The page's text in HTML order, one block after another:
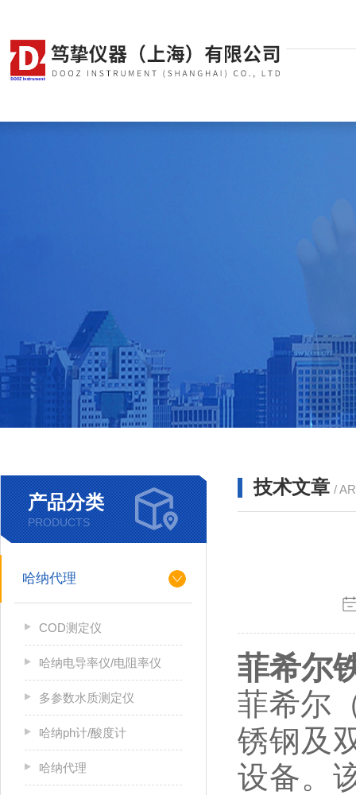
产品分类
PRODUCTS
哈纳代理
COD测定仪
哈纳电导率仪/电阻率仪
多参数水质测定仪
哈纳ph计/酸度计
哈纳代理
技术文章 /
菲希尔
菲希尔
锈钢及
设备。